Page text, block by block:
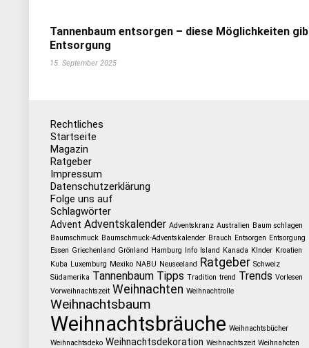
Tannenbaum entsorgen – diese Möglichkeiten
Entsorgung
15. September 2025
Rechtliches
Startseite
Magazin
Ratgeber
Impressum
Datenschutzerklärung
Folge uns auf
Schlagwörter
Advent Adventskalender Adventskranz Australien Baum schlagen
Baumschmuck Baumschmuck-Adventskalender Brauch Entsorgen Entsorgung
Essen Griechenland Grönland Hamburg Info Island Kanada KInder Kroatien
Kuba Luxemburg Mexiko NABU Neuseeland Ratgeber Schweiz
Südamerika Tannenbaum Tipps Tradition trend Trends Vorlesen
Vorweihnachtszeit Weihnachten Weihnachtrolle
Weihnachtsbaum
Weihnachtsbräuche Weihnachtsbücher
Weihnachtsdeko Weihnachtsdekoration Weihnachtszeit Weihnahcten